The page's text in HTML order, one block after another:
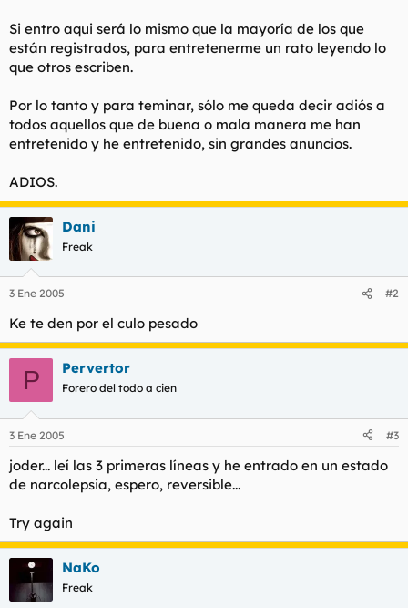
Si entro aqui será lo mismo que la mayoría de los que
están registrados, para entretenerme un rato leyendo lo
que otros escriben.
Por lo tanto y para teminar, sólo me queda decir adiós a
todos aquellos que de buena o mala manera me han
entretenido y he entretenido, sin grandes anuncios.
ADIOS.
Dani
Freak
3 Ene 2005 #2
Ke te den por el culo pesado
P Pervertor
Forero del todo a cien
3 Ene 2005 #3
joder... leí las 3 primeras líneas y he entrado en un estado
de narcolepsia, espero, reversible...
Try again
NaKo
Freak